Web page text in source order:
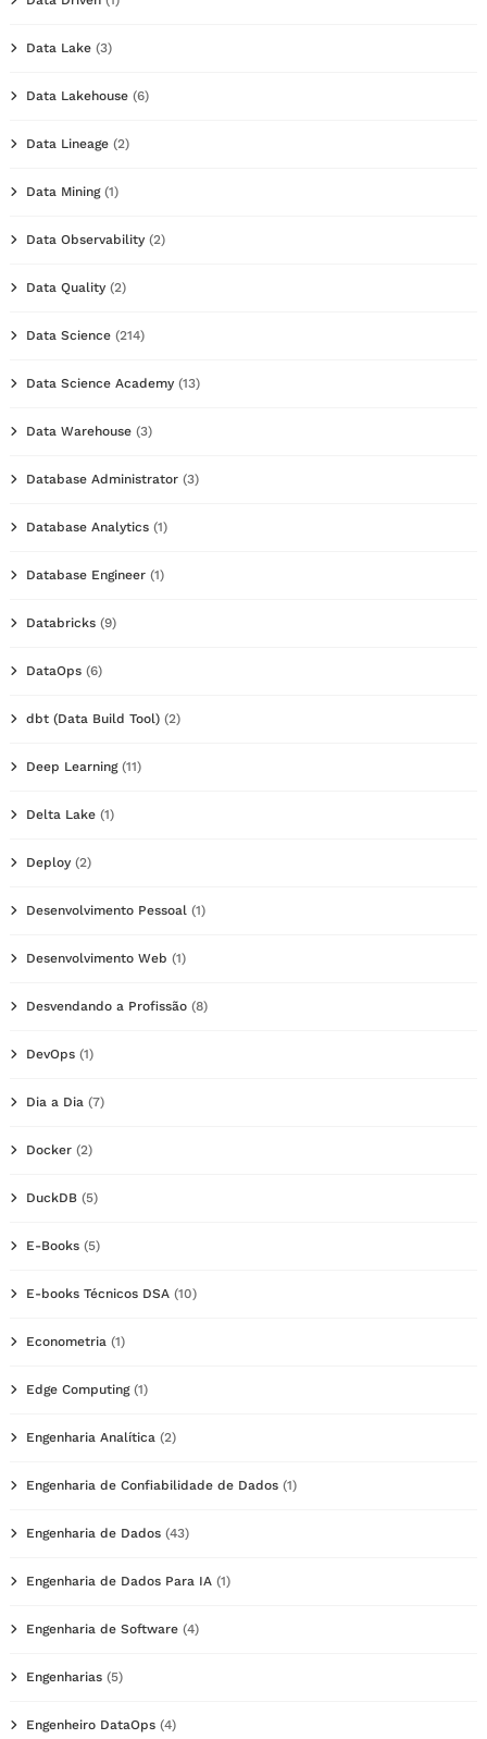
Data Lake (3)
Data Lakehouse (6)
Data Lineage (2)
Data Mining(1)
Data Observability (2)
Data Quality (2)
Data Science (214)
Data Science Academy (13)
Data Warehouse (3)
Database Administrator (3)
Database Analytics (1)
Database Engineer (1)
Databricks (9)
DataOps (6)
dbt (Data Build Tool) (2)
Deep Learning(11)
Delta Lake (1)
Deploy (2)
Desenvolvimento Pessoal (1)
Desenvolvimento Web (1)
Desvendando a Profissão (8)
DevOps (1)
Dia a Dia (7)
Docker (2)
DuckDB (5)
E-Books (5)
E-books Técnicos DSA (10)
Econometria (1)
Edge Computing(1)
Engenharia Analítica (2)
Engenharia de Confiabilidade de Dados (1)
Engenharia de Dados (43)
Engenharia de Dados Para IA (1)
Engenharia de Software (4)
Engenharias (5)
Engenheiro DataOps (4)